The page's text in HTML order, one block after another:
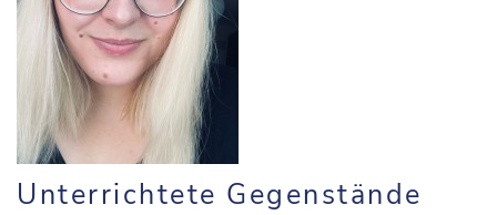
Unterrichtete Gegenstände